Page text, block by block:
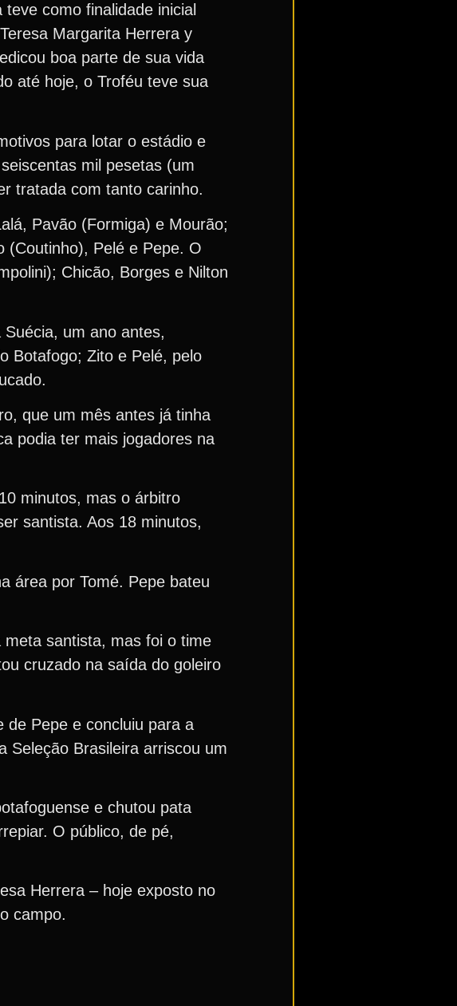
como finalidade inicial
Margarita Herrera y
boa parte de sua vida
até hoje, o Troféu teve sua
para lotar o estádio e
mil pesetas (um
tratada com tanto carinho.
Pavão (Formiga) e Mourão;
(Coutinho), Pelé e Pepe. O
Chicão, Borges e Nilton
um ano antes,
Botafogo; Zito e Pelé, pelo
que um mês antes já tinha
podia ter mais jogadores na
minutos, mas o árbitro
santista. Aos 18 minutos,
área por Tomé. Pepe bateu
santista, mas foi o time
cruzado na saída do goleiro
de Pepe e concluiu para a
Seleção Brasileira arriscou um
e chutou pata
O público, de pé,
Herrera – hoje exposto no
campo.